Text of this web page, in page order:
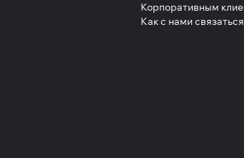
Корпоративным
Как с нами связаться